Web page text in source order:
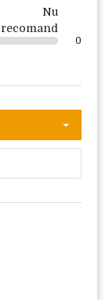
Nu
recomand
0